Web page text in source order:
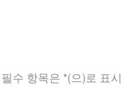
필수 항목은 *(으)로 표시